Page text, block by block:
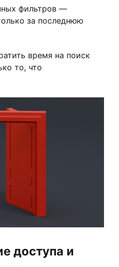
фильтров —
за последнюю
время на поиск
то, что
доступа и